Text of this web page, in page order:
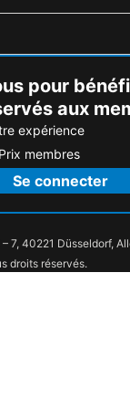
pour
aux
expérience
membres
Se connecter
7, 40221 Düsseldorf,
droits réservés.